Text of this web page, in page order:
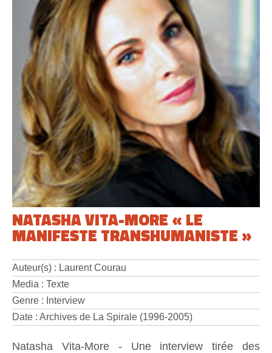
NATASHA VITA-MORE « LE
MANIFESTE TRANSHUMANISTE »
Auteur(s) : Laurent Courau
Media : Texte
Genre : Interview
Date : Archives de La Spirale (1996-2005)
Natasha Vita-More - Une interview tirée des